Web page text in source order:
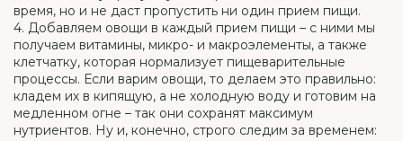
время, но и не даст пропустить ни один прием пищи.
4. Добавляем овощи в каждый прием пищи – с ними мы
получаем витамины, микро- и макроэлементы, а также
клетчатку, которая нормализует пищеварительные
процессы. Если варим овощи, то делаем это правильно:
кладем их в кипящую, а не холодную воду и готовим на
медленном огне – так они сохранят максимум
нутриентов. Ну и, конечно, строго следим за временем: